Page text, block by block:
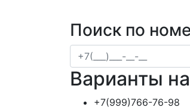
Поиск по
Варианты
+7(999)766-76-98